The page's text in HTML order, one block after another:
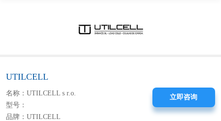
UTILCELL
名称：UTILCELL s r.o.
型号：
品牌：UTILCELL
立即咨询